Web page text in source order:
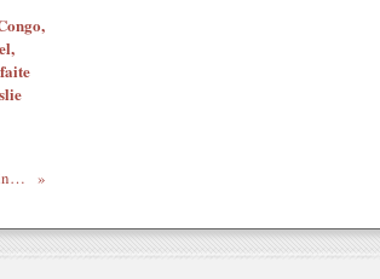
EL's highly anticipated video for Kaalu is an infusion of Japanese and Chinese culture with Ghanaian Azonto music....